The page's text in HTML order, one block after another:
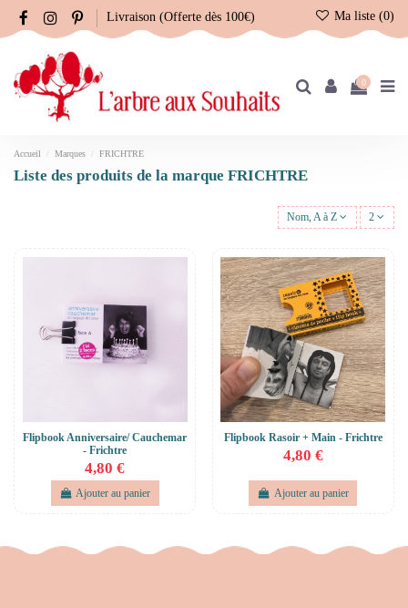
Livraison (Offerte dès 100€) Ma liste (0)
0
Accueil Marques FRICHTRE
Liste des produits de la marque FRICHTRE
Nom, A à Z 2
Flipbook Anniversaire/ Cauchemar
- Frichtre
4,80 €
Ajouter au panier
Flipbook Rasoir + Main - Frichtre
4,80 €
Ajouter au panier